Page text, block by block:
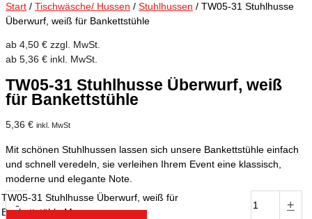
Start / Tischwäsche/ Hussen / Stuhlhussen / TW05-31 Stuhlhusse
Überwurf, weiß für Bankettstühle
ab 4,50 € zzgl. MwSt.
ab 5,36 € inkl. MwSt.
TW05-31 Stuhlhusse Überwurf, weiß
für Bankettstühle
5,36 € inkl. MwSt
Mit schönen Stuhlhussen lassen sich unsere Bankettstühle einfach
und schnell veredeln, sie verleihen Ihrem Event eine klassisch,
moderne und elegante Note.
-
TW05-31 Stuhlhusse Überwurf, weiß für
Bankettstühle Menge
+